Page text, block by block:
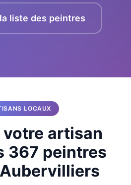
liste des peintres
LOCAUX
votre artisan
367 peintres